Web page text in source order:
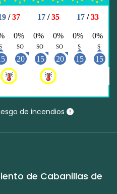
de incendios
de Cabanillas de